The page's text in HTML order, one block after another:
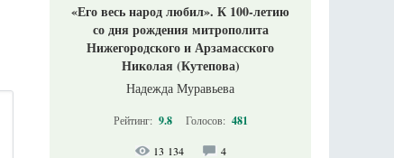
«Его весь народ любил». К 100-летию
со дня рождения митрополита
Нижегородского и Арзамасского
Николая (Кутепова)
Надежда Муравьева
Рейтинг: 9.8 Голосов: 481
13 134 4